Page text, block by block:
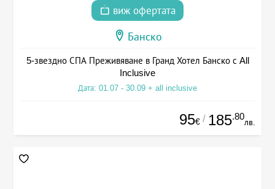
виж офертата
Банско
5-звездно СПА Преживяване в Гранд Хотел Банско с All
Inclusive
Дата: 01.07 - 30.09 + all inclusive
95€ / 185.80
лв.